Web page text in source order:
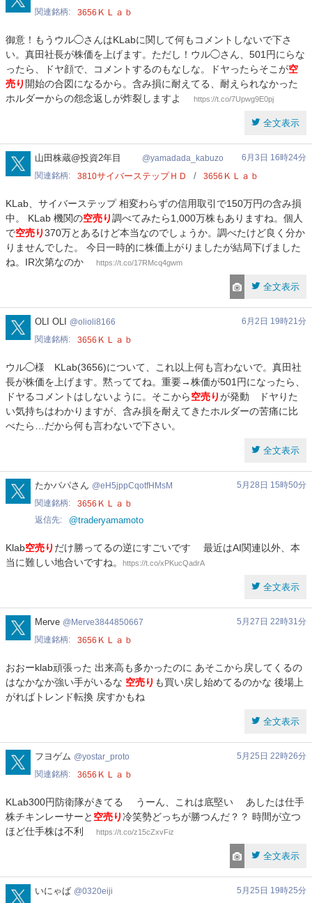
関連銘柄
3656 ＫＬａｂ
御意！もうウル◯さんはKLabに関して何もコメントしないで下さ
い。真田社長が株価を上げます。ただし！ウル◯さん、501円にらな
ったら、ドヤ顔で、コメントするのもなしな。ドヤったらそこが空
売り 開始の合図になるから。含み損に耐えてる、耐えられなかった
ホルダーからの怨念返しが炸裂しますよ
https://t.co/7Upwg9E0pj
全文表示
yamadada_kabuzo
山田株蔵@投資2年目 yamadada_kabuzo
6月3日 16時24分
関連銘柄
3810サイバーステップＨＤ 3656 ＫＬａｂ
KLab、サイバーステップ 相変わらずの信用取引で150万円の含み損
中。 KLab 機関の空売り調べてみたら1,000万株もありますね。個人
で空売り370万とあるけど本当なのでしょうか。調べたけど良く分か
りませんでした。 今日一時的に株価上がりましたが結局下げました
ね。IR次第なのか
https://t.co/17RMcq4gwm
全文表示
olioli8166
OLI OLI olioli8166
6月2日 19時21分
関連銘柄
3656 ＫＬａｂ
ウル◯様 KLab(3656)について、これ以上何も言わないで。真田社
長が株価を上げます。黙っててね。重要→株価が501円になったら、
ドヤるコメントはしないように。そこから空売りが発動 ドヤりた
い気持ちはわかりますが、含み損を耐えてきたホルダーの苦痛に比
べたら…だから何も言わないで下さい。
全文表示
eH5jppCqotfHMsM
たかパパさん eH5jppCqotfHMsM
5月28日 15時50分
関連銘柄
3656 ＫＬａｂ
返信先 @traderyamamoto
Klab空売り だけ勝ってるの逆にすごいです 最近はAI関連以外、本
当に難しい地合いですね。
https://t.co/xPKucQadrA
全文表示
Merve3844850667
Merve Merve3844850667
5月27日 22時31分
関連銘柄
3656 ＫＬａｂ
おおーklab頑張った 出来高も多かったのに あそこから戻してくるの
はなかなか強い手がいるな 空売り も買い戻し始めてるのかな 後場上
がればトレンド転換 戻すかもね
全文表示
yostar_proto
フヨゲム yostar_proto
5月25日 22時26分
関連銘柄
3656 ＫＬａｂ
KLab300円防衛隊がきてる うーん、これは底堅い あしたは仕手
株チキンレーサーと 空売り冷笑勢どっちが勝つんだ？？ 時間が立つ
ほど仕手株は不利
https://t.co/z15cZxvFiz
全文表示
0320eiji
いにゃば 0320eiji 5月25日 19時25分